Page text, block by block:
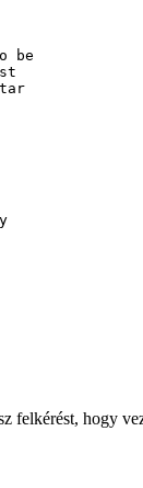
be
felkérést, hogy